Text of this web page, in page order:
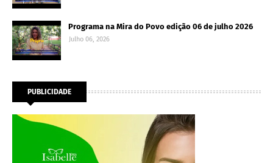
Programa na Mira do Povo edição 06 de julho 2026
Julho 06, 2026
PUBLICIDADE